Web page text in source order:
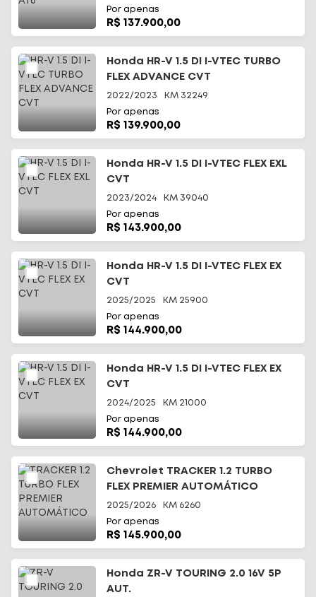
Por apenas
R$ 137.900,00
Honda HR-V 1.5 DI I-VTEC TURBO
FLEX ADVANCE CVT
2022/2023 KM 32249
Por apenas
R$ 139.900,00
Honda HR-V 1.5 DI I-VTEC FLEX EXL
CVT
2023/2024 KM 39040
Por apenas
R$ 143.900,00
Honda HR-V 1.5 DI I-VTEC FLEX EX
CVT
2025/2025 KM 25900
Por apenas
R$ 144.900,00
Honda HR-V 1.5 DI I-VTEC FLEX EX
CVT
2024/2025 KM 21000
Por apenas
R$ 144.900,00
Chevrolet TRACKER 1.2 TURBO
FLEX PREMIER AUTOMÁTICO
2025/2026 KM 6260
Por apenas
R$ 145.900,00
Honda ZR-V TOURING 2.0 16V 5P
AUT.